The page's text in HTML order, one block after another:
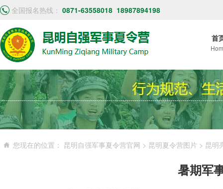
全国报名热线： 0871-63558018 18987894198
首
您现在的位置： 昆明自强军事夏令营官网 > 昆明夏令营图片 > 昆明
暑期军